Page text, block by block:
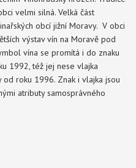
velmi silná. Velká část
obcí jižní Moravy. V obci
výstav vín na Moravě pod
vína se promítá i do znaku
1992, též jej nese vlajka
od roku 1996. Znak i vlajka jsou
atributy samosprávného